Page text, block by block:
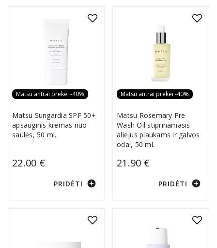
Matsu antrai prekei -40%
Matsu Sungardia SPF 50+
apsauginis kremas nuo
saulės, 50 ml.
22.00 €
PRIDĖTI add_circle
Matsu antrai prekei -40%
Matsu Rosemary Pre
Wash Oil stiprinamasis
aliejus plaukams ir galvos
odai, 50 ml.
21.90 €
PRIDĖTI add_circle